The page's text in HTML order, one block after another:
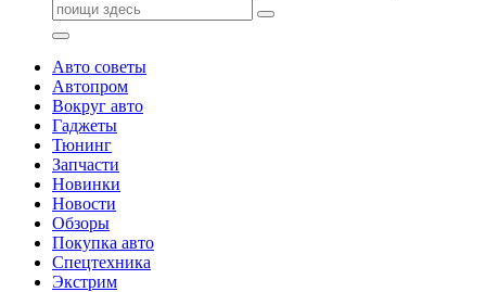
Поиск:
Авто советы
Автопром
Вокруг авто
Гаджеты
Тюнинг
Запчасти
Новинки
Новости
Обзоры
Покупка авто
Спецтехника
Экстрим